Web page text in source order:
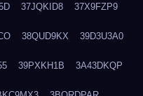
37JQKID8 37X9FZP9
38QUD9KX 39D3U3A0
39PXKH1B 3A43DKQP